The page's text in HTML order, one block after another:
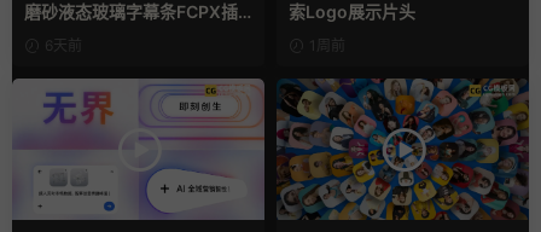
磨砂液态玻璃字幕条FCPX插
6天前
索Logo展示片头
1周前